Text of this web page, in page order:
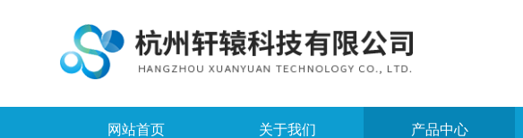
网站首页 关于我们 产品中心